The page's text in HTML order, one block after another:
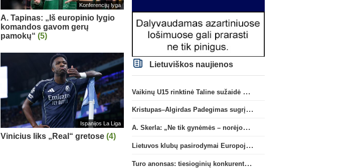
Konferencijų lyga
A. Tapinas: „Iš europinio lygio
komandos gavom gerų
pamokų“ (5)
Ispanijos La Liga
Vinicius liks „Real“ gretose (4)
Lietuviškos naujienos
Vaikinų U15 rinktinė Taline sužaidė pirmąsias kontrolines rungtynes
Kristupas–Algirdas Padegimas sugrįžta į FC „Hegelmann” B sudėtį
A. Skerla: „Ne tik gynėmės – norėjome atakuoti“
Lietuvos klubų pasirodymai Europoje: patirti pralaimėjimai Kroatijos atstovams
Turo anonsas: tiesioginių konkurentų dvikova Gargžduose